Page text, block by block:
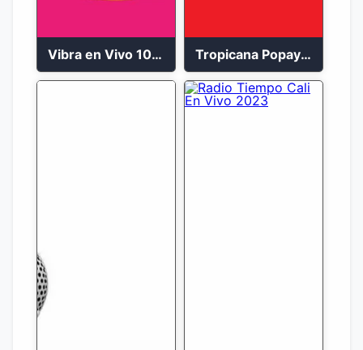
Vibra en Vivo 104.9 FM Bogotá Tropicana Popayán en vivo 106.1 FM